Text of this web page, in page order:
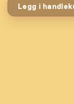
Legg i